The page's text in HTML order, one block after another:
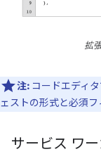
拡
注: コードエディ
ェストの形式と必須フ
サービス ワ